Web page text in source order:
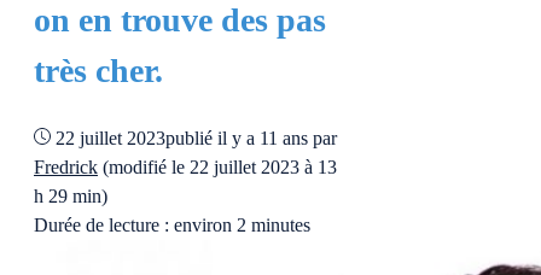
on en trouve des pas
très cher.
22 juillet 2023publié il y a 11 ans par
Fredrick (modifié le 22 juillet 2023 à 13
h 29 min)
Durée de lecture : environ 2 minutes